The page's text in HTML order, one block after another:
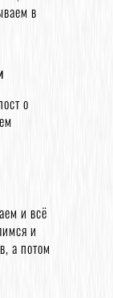
в
о
и всё
и
а потом